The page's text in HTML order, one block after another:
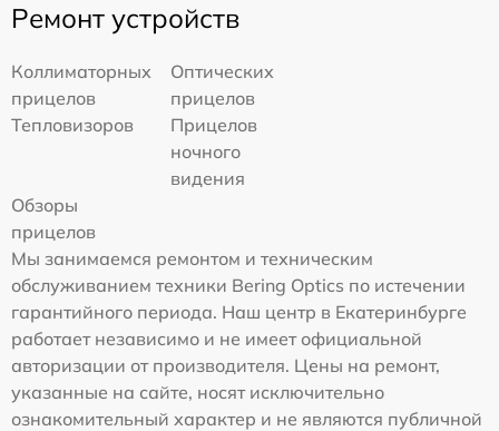
Ремонт устройств
Коллиматорных
прицелов
Оптических
прицелов
Тепловизоров
Прицелов
ночного
видения
Обзоры
прицелов
Мы занимаемся ремонтом и техническим
обслуживанием техники Bering Optics по истечении
гарантийного периода. Наш центр в Екатеринбурге
работает независимо и не имеет официальной
авторизации от производителя. Цены на ремонт,
указанные на сайте, носят исключительно
ознакомительный характер и не являются публичной